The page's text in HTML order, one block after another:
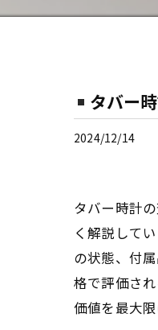
タバー
2024/12/14
タバー時計
く解説して
の状態、付
格で評価さ
価値を最大